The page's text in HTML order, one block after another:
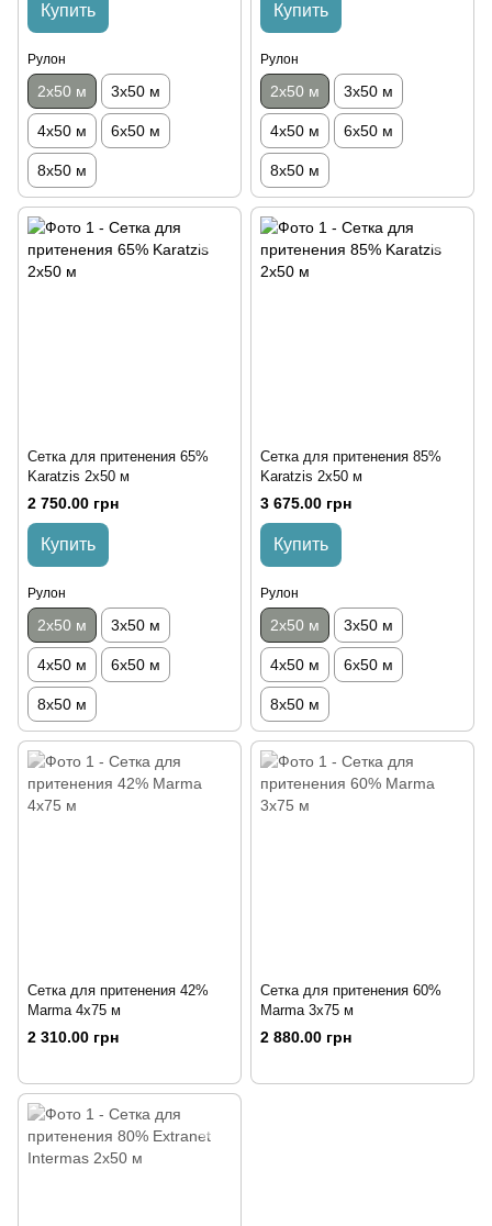
Купить
Рулон
2х50 м 3х50 м
4х50 м 6х50 м
8х50 м
Купить
Рулон
2х50 м 3х50 м
4х50 м 6х50 м
8х50 м
Сетка для притенения 65%
Karatzis 2х50 м
2 750.00 грн
Купить
Рулон
2х50 м 3х50 м
4х50 м 6х50 м
8х50 м
Сетка для притенения 85%
Karatzis 2х50 м
3 675.00 грн
Купить
Рулон
2х50 м 3х50 м
4х50 м 6х50 м
8х50 м
Сетка для притенения 42%
Marma 4х75 м
2 310.00 грн
Сетка для притенения 60%
Marma 3х75 м
2 880.00 грн